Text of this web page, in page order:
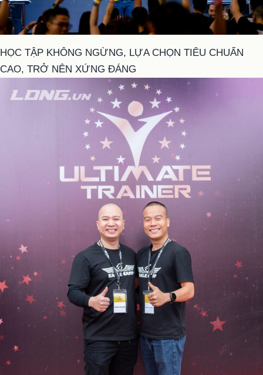
HỌC TẬP KHÔNG NGỪNG, LỰA CHỌN TIÊU CHUẨN
CAO, TRỞ NÊN XỨNG ĐÁNG